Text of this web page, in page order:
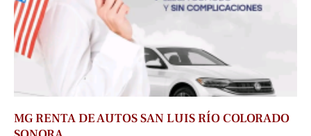
MG RENTA DE AUTOS SAN LUIS RÍO COLORADO